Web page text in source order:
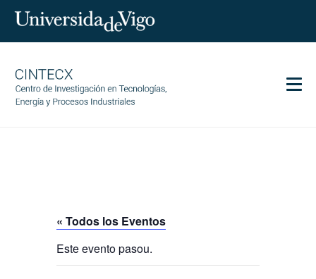
Servicios
Comunicación
« Todos los Eventos
Este evento pasou.